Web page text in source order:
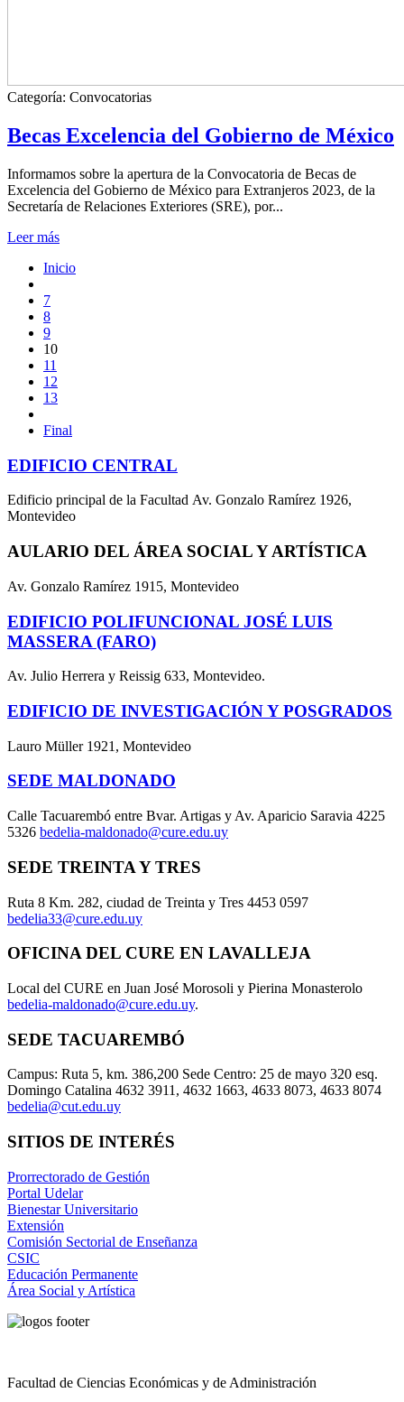
Categoría: Convocatorias
Becas Excelencia del Gobierno de México
Informamos sobre la apertura de la Convocatoria de Becas de
Excelencia del Gobierno de México para Extranjeros 2023, de la
Secretaría de Relaciones Exteriores (SRE), por...
Leer más
Inicio
7
8
9
10
11
12
13
Final
EDIFICIO CENTRAL
Edificio principal de la Facultad Av. Gonzalo Ramírez 1926,
Montevideo
AULARIO DEL ÁREA SOCIAL Y ARTÍSTICA
Av. Gonzalo Ramírez 1915, Montevideo
EDIFICIO POLIFUNCIONAL JOSÉ LUIS
MASSERA (FARO)
Av. Julio Herrera y Reissig 633, Montevideo.
EDIFICIO DE INVESTIGACIÓN Y POSGRADOS
Lauro Müller 1921, Montevideo
SEDE MALDONADO
Calle Tacuarembó entre Bvar. Artigas y Av. Aparicio Saravia 4225
5326 bedelia-maldonado@cure.edu.uy
SEDE TREINTA Y TRES
Ruta 8 Km. 282, ciudad de Treinta y Tres 4453 0597
bedelia33@cure.edu.uy
OFICINA DEL CURE EN LAVALLEJA
Local del CURE en Juan José Morosoli y Pierina Monasterolo
bedelia-maldonado@cure.edu.uy.
SEDE TACUAREMBÓ
Campus: Ruta 5, km. 386,200 Sede Centro: 25 de mayo 320 esq.
Domingo Catalina 4632 3911, 4632 1663, 4633 8073, 4633 8074
bedelia@cut.edu.uy
SITIOS DE INTERÉS
Prorrectorado de Gestión
Portal Udelar
Bienestar Universitario
Extensión
Comisión Sectorial de Enseñanza
CSIC
Educación Permanente
Área Social y Artística
Facultad de Ciencias Económicas y de Administración